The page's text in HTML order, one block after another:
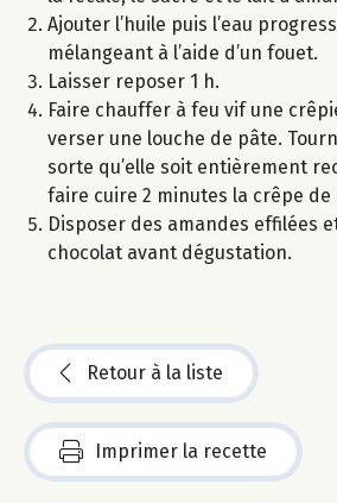
Ajouter l’huile puis l’eau
mélangeant à l’aide d’un fouet.
Laisser reposer 1 h.
Faire chauffer à feu vif une
verser une louche de pâte.
sorte qu’elle soit entièrement
faire cuire 2 minutes la crêpe de
Disposer des amandes effilées
chocolat avant dégustation.
Retour à la liste
Imprimer la recette